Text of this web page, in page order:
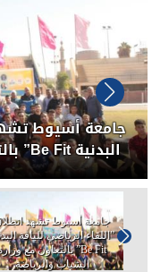
جامعة أسيوط تحصد
كل جامعة
جامعة أسيوط تحصد
الأول في مشروع ”هوية
كل جامعة مصرية” بمركز
القادة بحلوان